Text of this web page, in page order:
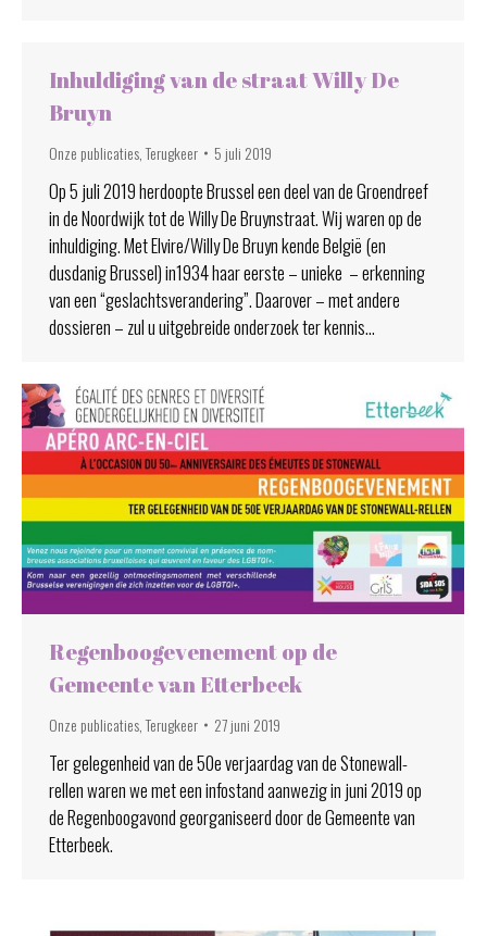
Inhuldiging van de straat Willy De
Bruyn
Onze publicaties ,Terugkeer 5 juli 2019
Op 5 juli 2019 herdoopte Brussel een deel van de Groendreef
in de Noordwijk tot de Willy De Bruynstraat. Wij waren op de
inhuldiging. Met Elvire/Willy De Bruyn kende België (en
dusdanig Brussel) in1934 haar eerste – unieke – erkenning
van een “geslachtsverandering”. Daarover – met andere
dossieren – zul u uitgebreide onderzoek ter kennis…
Regenboogevenement op de
Gemeente van Etterbeek
Onze publicaties,Terugkeer 27 juni 2019
Ter gelegenheid van de 50e verjaardag van de Stonewall-
rellen waren we met een infostand aanwezig in juni 2019 op
de Regenboogavond georganiseerd door de Gemeente van
Etterbeek.